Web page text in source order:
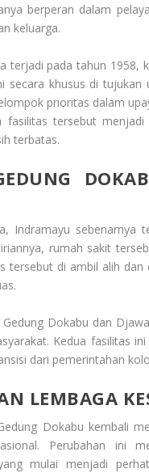
berperan dalam
keluarga.
terjadi pada tahun 1958,
secara khusus di
prioritas dalam
fasilitas tersebut
terbatas.
Indramayu
rumah sakit
tersebut di ambil alih
Dokabu dan
Kedua fasilitas
dari pemerintahan
LEMBAGA
Dokabu kembali
Perubahan ini
mulai menjadi